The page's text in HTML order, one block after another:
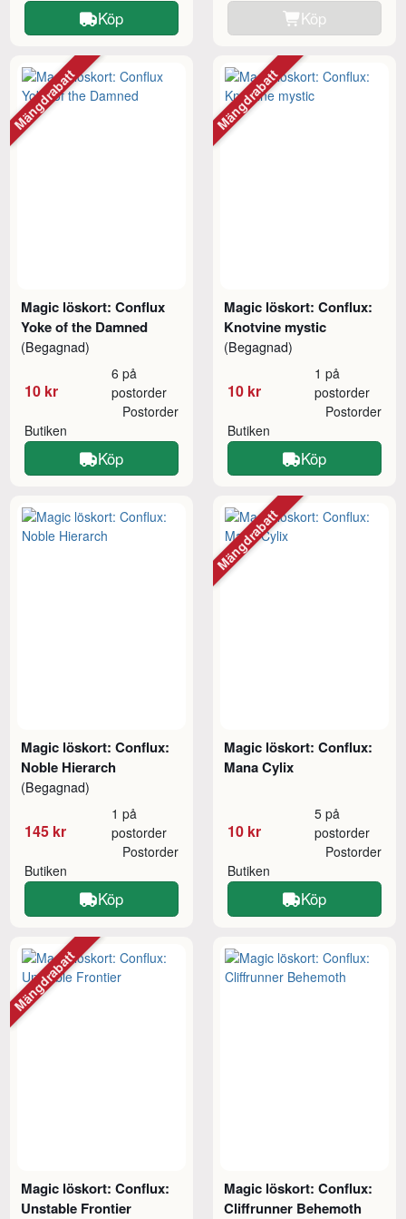
Köp Köp
Magic löskort: Conflux
Yoke of the Damned
(Begagnad)
10 kr
6 på
postorder
Butiken
Postorder
Köp
Mängdrabatt
Magic löskort: Conflux:
Knotvine mystic
(Begagnad)
10 kr
1 på
postorder
Butiken
Postorder
Köp
Mängdrabatt
Magic löskort: Conflux:
Noble Hierarch
(Begagnad)
145 kr
1 på
postorder
Butiken
Postorder
Köp
Magic löskort: Conflux:
Mana Cylix
10 kr
5 på
postorder
Butiken
Postorder
Köp
Mängdrabatt
Magic löskort: Conflux:
Unstable Frontier
Mängdrabatt
Magic löskort: Conflux:
Cliffrunner Behemoth